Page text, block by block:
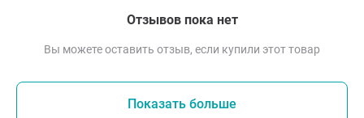
Отзывов пока нет
Вы можете оставить отзыв, если купили этот товар
Показать больше